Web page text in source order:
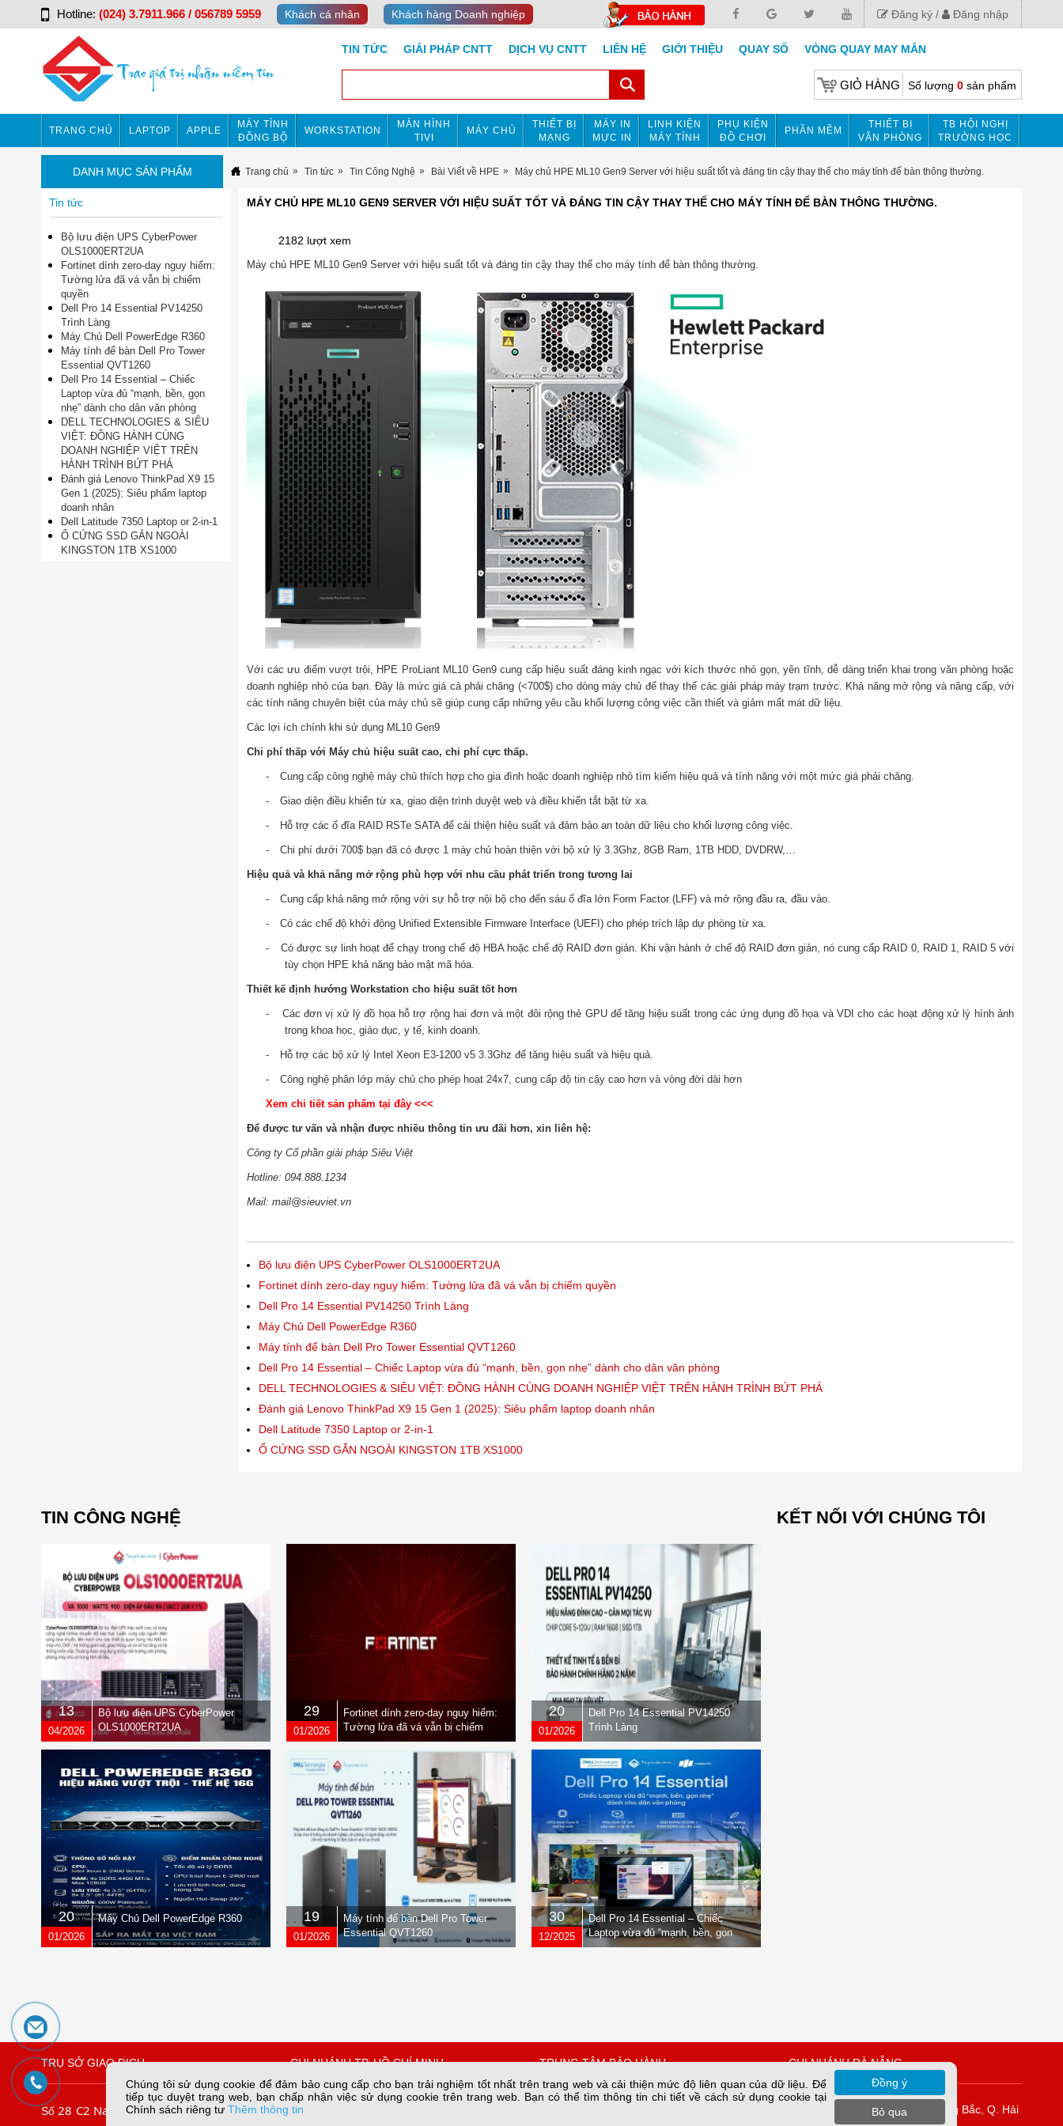
Hotline: (024) 3.7911.966 / 056789 5959 Khách cá nhân Khách hàng Doanh nghiệp Đăng ký Đăng nhập
TIN TỨC GIẢI PHÁP CNTT DỊCH VỤ CNTT LIÊN HỆ GIỚI THIỆU QUAY SỐ VÒNG QUAY MAY MẮN
GIỎ HÀNG Số lượng 0sản phẩm
TRANG CHỦ LAPTOP APPLE
MÁY TÍNH
ĐỒNG BỘ
WORKSTATION
MÀN HÌNH
TIVI
MÁY CHỦ
THIẾT BỊ
MẠNG
MÁY IN
MỰC IN
LINH KIỆN
MÁY TÍNH
PHỤ KIỆN
ĐỒ CHƠI
PHẦN MỀM
THIẾT BỊ
VĂN PHÒNG
TB HỘI NGHỊ
TRƯỜNG HỌC
DANH MỤC SẢN PHẨM Trang chủ Tin tức Tin Công Nghệ Bài Viết về HPE Máy chủ HPE ML10 Gen9 Server với hiệu suất tốt và đáng tin cậy thay thế cho máy tính để bàn thông thường.
MÁY CHỦ HPE ML10 GEN9 SERVER VỚI HIỆU SUẤT TỐT VÀ ĐÁNG TIN CẬY THAY THẾ CHO MÁY TÍNH ĐỂ BÀN THÔNG THƯỜNG.
2182 lượt xem
Máy chủ HPE ML10 Gen9 Server với hiệu suất tốt và đáng tin cậy thay thế cho máy tính để bàn thông thường.
Với các ưu điểm vượt trội, HPE ProLiant ML10 Gen9 cung cấp hiệu suất đáng kinh ngạc với kích thước nhỏ gọn, yên tĩnh, dễ dàng triển khai trong văn phòng hoặc
doanh nghiệp nhỏ của bạn. Đây là mức giá cả phải chăng (<700$) cho dòng máy chủ để thay thế các giải pháp máy trạm trước. Khả năng mở rộng và nâng cấp, với
các tính năng chuyên biệt của máy chủ sẽ giúp cung cấp những yêu cầu khối lượng công việc cần thiết và giảm mất mát dữ liệu.
Các lợi ích chính khi sử dụng ML10 Gen9
Chi phí thấp với Máy chủ hiệu suất cao, chi phí cực thấp.
- Cung cấp công nghệ máy chủ thích hợp cho gia đình hoặc doanh nghiệp nhỏ tìm kiếm hiệu quả và tính năng với một mức giá phải chăng.
- Giao diện điều khiển từ xa, giao diện trình duyệt web và điều khiển tắt bật từ xa.
- Hỗ trợ các ổ đĩa RAID RSTe SATA để cải thiện hiệu suất và đảm bảo an toàn dữ liệu cho khối lượng công việc.
- Chi phí dưới 700$ bạn đã có được 1 máy chủ hoàn thiện với bộ xử lý 3.3Ghz, 8GB Ram, 1TB HDD, DVDRW,…
Hiệu quả và khả năng mở rộng phù hợp với nhu cầu phát triển trong tương lai
- Cung cấp khả năng mở rộng với sự hỗ trợ nội bộ cho đến sáu ổ đĩa lớn Form Factor (LFF) và mở rộng đầu ra, đầu vào.
- Có các chế độ khởi động Unified Extensible Firmware Interface (UEFI) cho phép trích lập dự phòng từ xa.
-
Có được sự linh hoạt để chạy trong chế độ HBA hoặc chế độ RAID đơn giản. Khi vận hành ở chế độ RAID đơn giản, nó cung cấp RAID 0, RAID 1, RAID 5 với
tùy chọn HPE khả năng bảo mật mã hóa.
Thiết kế định hướng Workstation cho hiệu suất tốt hơn
-
Các đơn vị xử lý đồ họa hỗ trợ rộng hai đơn và một đôi rộng thẻ GPU để tăng hiệu suất trong các ứng dụng đồ họa và VDI cho các hoạt động xử lý hình ảnh
trong khoa học, giáo dục, y tế, kinh doanh.
- Hỗ trợ các bộ xử lý Intel Xeon E3-1200 v5 3.3Ghz để tăng hiệu suất và hiệu quả.
- Công nghệ phân lớp máy chủ cho phép hoạt 24x7, cung cấp độ tin cậy cao hơn và vòng đời dài hơn
Xem chi tiết sản phẩm tại đây <<<
Để được tư vấn và nhận được nhiều thông tin ưu đãi hơn, xin liên hệ:
Công ty Cổ phần giải pháp Siêu Việt
Hotline: 094.888.1234
Mail: mail@sieuviet.vn
Bộ lưu điện UPS CyberPower OLS1000ERT2UA
Fortinet dính zero-day nguy hiểm: Tường lửa đã vá vẫn bị chiếm quyền
Dell Pro 14 Essential PV14250 Trình Làng
Máy Chủ Dell PowerEdge R360
Máy tính để bàn Dell Pro Tower Essential QVT1260
Dell Pro 14 Essential – Chiếc Laptop vừa đủ “mạnh, bền, gọn nhẹ” dành cho dân văn phòng
DELL TECHNOLOGIES & SIÊU VIỆT: ĐỒNG HÀNH CÙNG DOANH NGHIỆP VIỆT TRÊN HÀNH TRÌNH BỨT PHÁ
Đánh giá Lenovo ThinkPad X9 15 Gen 1 (2025): Siêu phẩm laptop doanh nhân
Dell Latitude 7350 Laptop or 2-in-1
Ổ CỨNG SSD GẮN NGOÀI KINGSTON 1TB XS1000
Tin tức
Bộ lưu điện UPS CyberPower
OLS1000ERT2UA
Fortinet dính zero-day nguy hiểm:
Tường lửa đã vá vẫn bị chiếm
quyền
Dell Pro 14 Essential PV14250
Trình Làng
Máy Chủ Dell PowerEdge R360
Máy tính để bàn Dell Pro Tower
Essential QVT1260
Dell Pro 14 Essential – Chiếc
Laptop vừa đủ “mạnh, bền, gọn
nhẹ” dành cho dân văn phòng
DELL TECHNOLOGIES & SIÊU
VIỆT: ĐỒNG HÀNH CÙNG
DOANH NGHIỆP VIỆT TRÊN
HÀNH TRÌNH BỨT PHÁ
Đánh giá Lenovo ThinkPad X9 15
Gen 1 (2025): Siêu phẩm laptop
doanh nhân
Dell Latitude 7350 Laptop or 2-in-1
Ổ CỨNG SSD GẮN NGOÀI
KINGSTON 1TB XS1000
TIN CÔNG NGHỆ
13
04/2026
Bộ lưu điện UPS CyberPower
OLS1000ERT2UA
29
01/2026
Fortinet dính zero-day nguy hiểm:
Tường lửa đã vá vẫn bị chiếm
quyền
20
01/2026
Dell Pro 14 Essential PV14250
Trình Làng
20
01/2026
Máy Chủ Dell PowerEdge R360 19
01/2026
Máy tính để bàn Dell Pro Tower
Essential QVT1260
30
12/2025
Dell Pro 14 Essential – Chiếc
Laptop vừa đủ “mạnh, bền, gọn
nhẹ” dành cho dân văn phòng
KẾT NỐI VỚI CHÚNG TÔI
TRỤ SỞ GIAO DỊCH
Số 28 C2 Nam Trung Yên, Yên Hòa, Hà
CHI NHÁNH TP. HỒ CHÍ MINH
109/45 Lê Quốc Hưng, Phường Xóm
TRUNG TÂM BẢO HÀNH CHI NHÁNH ĐÀ NẴNG
K42/H2/14 Tiểu La, P. Hòa Cường Bắc, Q. Hải
Chúng tôi sử dụng cookie để đảm bảo cung cấp cho bạn trải nghiệm tốt nhất trên trang web và cải thiện mức độ liên quan của dữ liệu. Để
tiếp tục duyệt trang web, bạn chấp nhận việc sử dụng cookie trên trang web. Bạn có thể tìm thông tin chi tiết về cách sử dụng cookie tại
Chính sách riêng tưThêm thông tin
Đồng ý
Bỏ qua